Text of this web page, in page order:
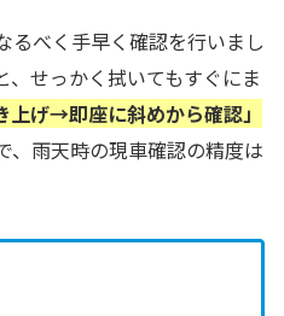
るべく手早く確認を行いまし
、せっかく拭いてもすぐにま
上げ→即座に斜めから確認」
、雨天時の現車確認の精度は